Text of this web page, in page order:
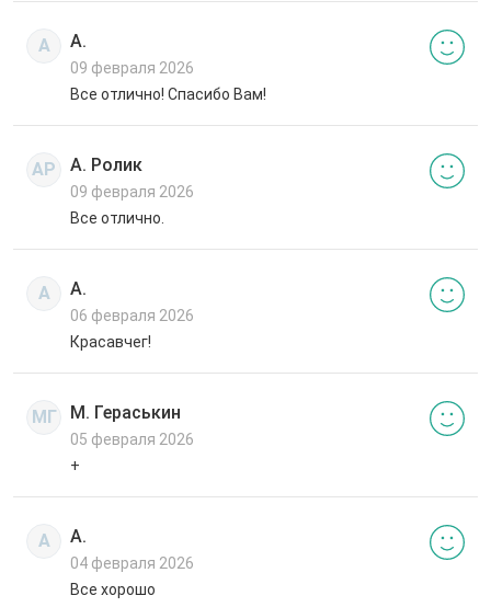
А А.
09 февраля 2026
Все отлично! Спасибо Вам!
АР А. Ролик
09 февраля 2026
Все отлично.
А А.
06 февраля 2026
Красавчег!
МГ М. Гераськин
05 февраля 2026
+
А А.
04 февраля 2026
Все хорошо